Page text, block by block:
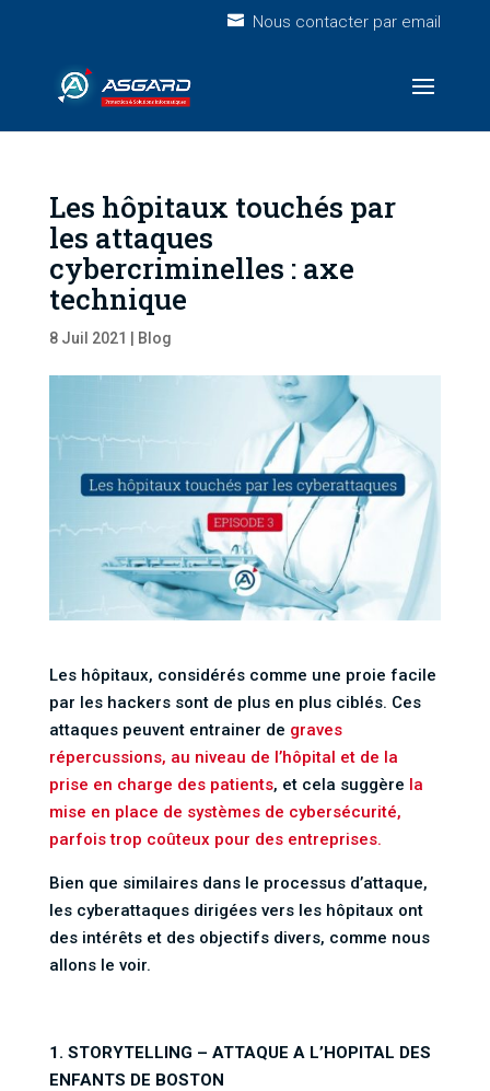
Nous contacter par email
Les hôpitaux touchés par
les attaques
cybercriminelles : axe
technique
8 Juil 2021 Blog
Les hôpitaux, considérés comme une proie facile
par les hackers sont de plus en plus ciblés. Ces
attaques peuvent entrainer de graves
répercussions, au niveau de l’hôpital et de la
prise en charge des patients, et cela suggère la
mise en place de systèmes de cybersécurité,
parfois trop coûteux pour des entreprises.
Bien que similaires dans le processus d’attaque,
les cyberattaques dirigées vers les hôpitaux ont
des intérêts et des objectifs divers, comme nous
allons le voir.
1. STORYTELLING – ATTAQUE A L’HOPITAL DES
ENFANTS DE BOSTON